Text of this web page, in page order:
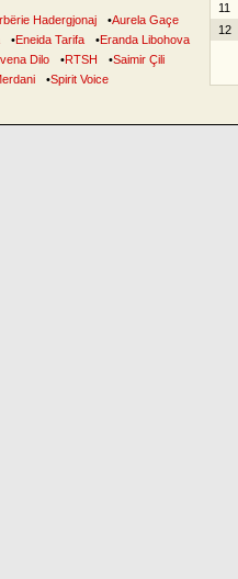
Hadergjonaj •Aurela Gaçe
•Eneida Tarifa •Eranda Libohova
Dilo •RTSH •Saimir Çili
•Spirit Voice
11
12